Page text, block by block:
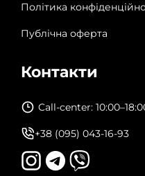
Політика
Публічна оферта
Контакти
Call-center:
+38 (095) 043-16-93